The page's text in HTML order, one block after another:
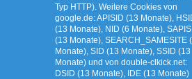
richtig
AWG
Freitag
Kanal
Typ HTTP). Weitere Cookies von
google.de: APISID (13 Monate),
(13 Monate), NID (6 Monate),
(13 Monate), SEARCH_SAMESITE
Monate), SID (13 Monate), SSID (13
Monate) und von double-clkick.net:
DSID (13 Monate), IDE (13 Monate)